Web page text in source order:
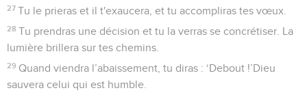
27 Tu le prieras et il t'exaucera, et tu accompliras tes vœux.
28 Tu prendras une décision et tu la verras se concrétiser. La
lumière brillera sur tes chemins.
29 Quand viendra l’abaissement, tu diras : ‘Debout !’Dieu
sauvera celui qui est humble.